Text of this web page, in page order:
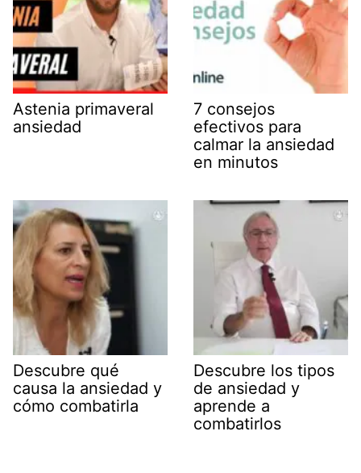
Astenia primaveral
ansiedad
7 consejos
efectivos para
calmar la ansiedad
en minutos
Descubre qué
causa la ansiedad y
cómo combatirla
Descubre los tipos
de ansiedad y
aprende a
combatirlos